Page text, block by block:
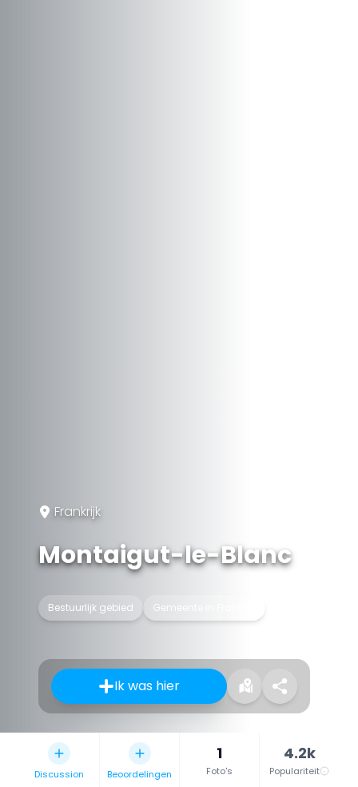
Frankrijk
Montaigut-le-Blanc
Bestuurlijk gebied Gemeente in Frankrijk
Ik was hier
Discussion Beoordelingen
1
Foto's
4.2k
Populariteit